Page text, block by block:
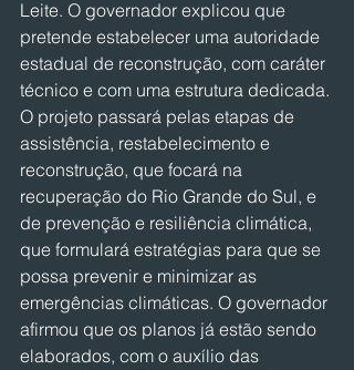
Leite. O governador explicou que
pretende estabelecer uma autoridade
estadual de reconstrução, com caráter
técnico e com uma estrutura dedicada.
O projeto passará pelas etapas de
assistência, restabelecimento e
reconstrução, que focará na
recuperação do Rio Grande do Sul, e
de prevenção e resiliência climática,
que formulará estratégias para que se
possa prevenir e minimizar as
emergências climáticas. O governador
afirmou que os planos já estão sendo
elaborados, com o auxílio das